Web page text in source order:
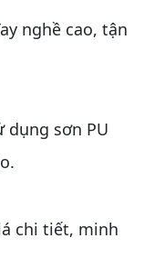
nghề cao, tận
dụng sơn PU
chi tiết, minh